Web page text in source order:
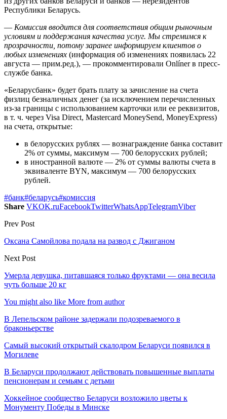
Республики Беларусь.
— Комиссия вводится для соответствия общим рыночным
условиям и поддержания качества услуг. Мы стремимся к
прозрачности, потому заранее информируем клиентов о
любых изменениях (информация об изменениях появилась 22
августа — прим.ред.), — прокомментировали Onlíner в пресс-
службе банка.
«Беларусбанк» будет брать плату за зачисление на счета
физлиц безналичных денег (за исключением перечисленных
из-за границы с использованием карточки или ее реквизитов,
в т. ч. через Visa Direct, Mastercard MoneySend, MoneyExpress)
на счета, открытые:
в белорусских рублях — вознаграждение банка составит
2% от суммы, максимум — 700 белорусских рублей;
в иностранной валюте — 2% от суммы валюты счета в
эквиваленте BYN, максимум — 700 белорусских
рублей.
#банк#беларусь#комиссия
Share VKOK.ruFacebookTwitterWhatsAppTelegramViber
Prev Post
Оксана Самойлова подала на развод с Джиганом
Next Post
Умерла девушка, питавшаяся только фруктами — она весила
чуть больше 20 кг
You might also like More from author
В Лепельском районе задержали подозреваемого в
браконьерстве
Самый высокий открытый скалодром Беларуси появился в
Могилеве
В Беларуси продолжают действовать повышенные выплаты
пенсионерам и семьям с детьми
Хоккейное сообщество Беларуси возложило цветы к
Монументу Победы в Минске